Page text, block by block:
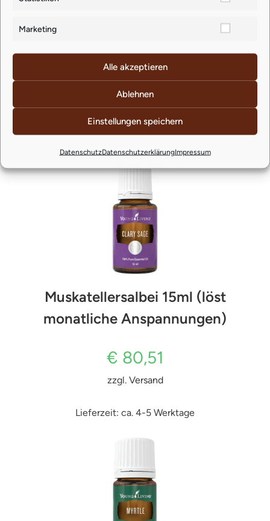
Marketing
Alle akzeptieren
Ablehnen
Einstellungen speichern
DatenschutzDatenschutzerklärungImpressum
Lieferzeit: ca. 4-5 Werktage
Ähnliche Produkte
Muskatellersalbei 15ml (löst
monatliche Anspannungen)
€ 80,51
zzgl. Versand
Lieferzeit: ca. 4-5 Werktage